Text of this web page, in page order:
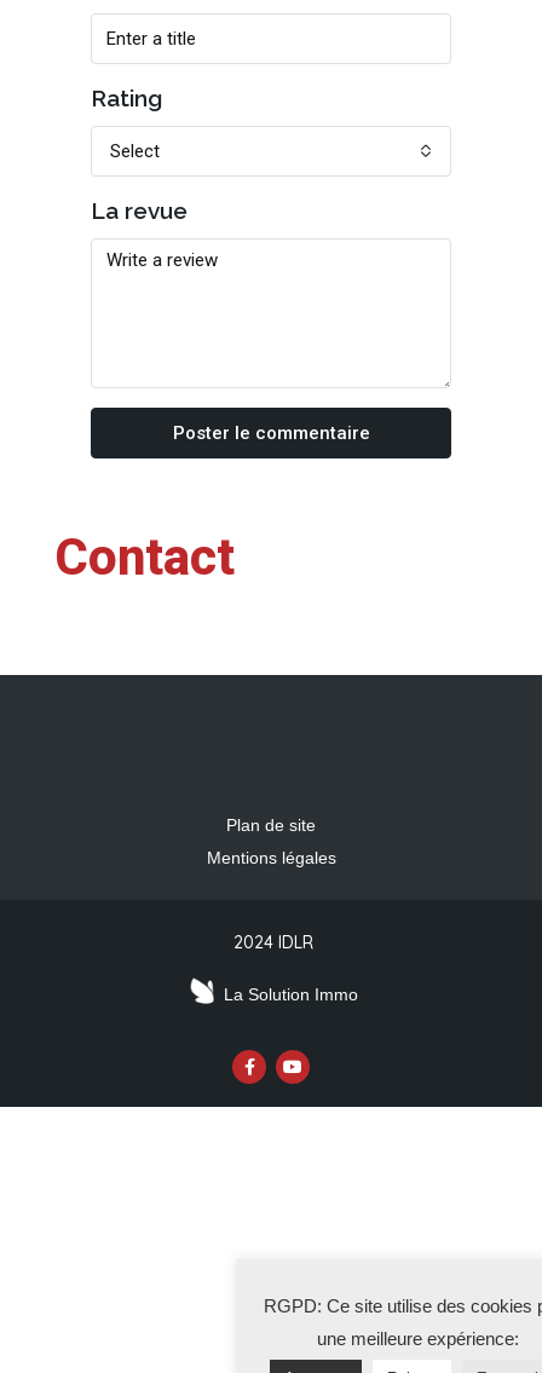
Rating
Select
La revue
Poster le commentaire
Contact
Plan de site
Mentions légales
2024 IDLR
La Solution Immo
RGPD: Ce site utilise des cookies
une meilleure expérience: